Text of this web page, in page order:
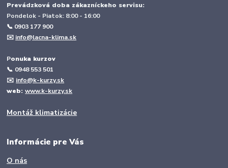
Prevádzková doba zákazníckeho servisu:
Pondelok - Piatok: 8:00 - 16:00
📞 0903 177 900
✉️ info@lacna-klima.sk
Ponuka kurzov
📞 0948 553 501
✉️ info@k-kurzy.sk
web:www.k-kurzy.sk
Montáž klimatizácie
Informácie pre Vás
O nás